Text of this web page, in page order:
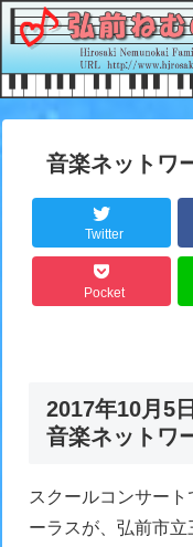
音楽ネットワ
Twitter
Pocket
2017年10月5
音楽ネットワ
スクールコンサー
ーラスが、弘前市